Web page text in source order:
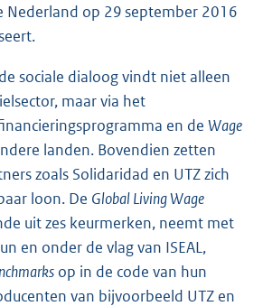
Nederland op 29 september 2016
sociale dialoog vindt niet alleen
maar via het
en de Wage
landen. Bovendien zetten
zoals Solidaridad en UTZ zich
loon. De Global Living Wage
uit zes keurmerken, neemt met
en onder de vlag van ISEAL,
op in de code van hun
van bijvoorbeeld UTZ en